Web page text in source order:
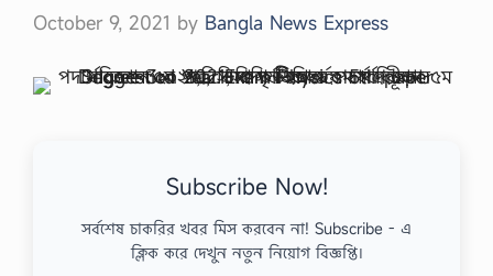
October 9, 2021 by Bangla News Express
Subscribe Now!
সর্বশেষ চাকরির খবর মিস করবেন না! Subscribe - এ
ক্লিক করে দেখুন নতুন নিয়োগ বিজ্ঞপ্তি।